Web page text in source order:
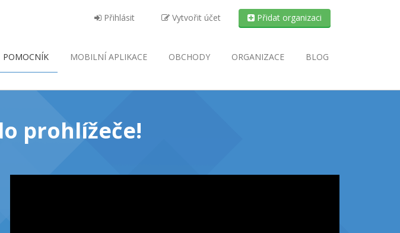
Přihlásit Vytvořit účet Přidat organizaci
POMOCNÍK MOBILNÍ APLIKACE OBCHODY ORGANIZACE BLOG
prohlížeče!